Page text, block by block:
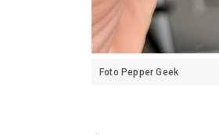
Foto Pepper Geek